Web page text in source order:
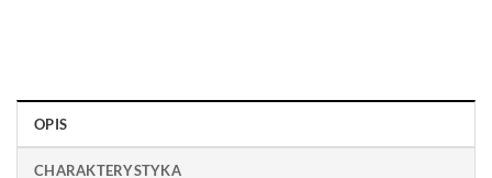
OPIS
CHARAKTERYSTYKA